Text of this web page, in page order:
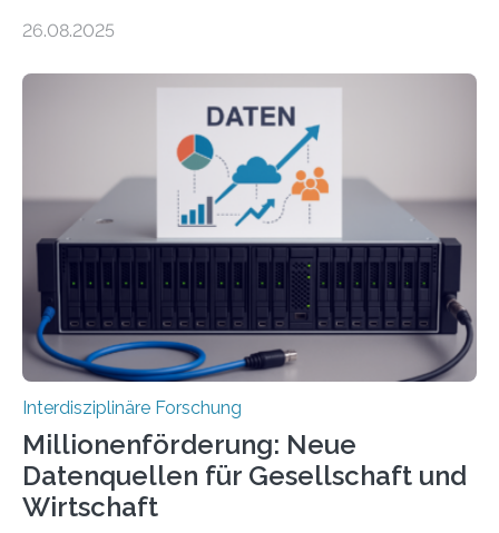
aus der phönizischen Siedlung Mozia, vor der Küste
Rolle von Düften für die Identitätsbildung, die
Erinnerungskultur sowie den interkulturellen Austausch
im Mittelmeerraum der Eisenzeit. Zum ersten Mal hat
ein interdisziplinäres Forscherteam eine umfassende
Analyse der Herstellung, Technologie und Inhalte von
51 keramischen Ölgefäßen aus der phönizischen
Siedlung Mozia auf…
26.08.2025
Interdisziplinäre Forschung
Millionenförderung: Neue
Datenquellen für Gesellschaft und
Wirtschaft